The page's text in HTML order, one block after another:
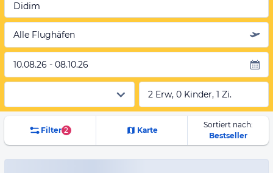
Didim
Alle Flughäfen
10.08.26 - 08.10.26
2 Erw, 0 Kinder, 1 Zi.
Filter 2 Karte
Sortiert nach:
Bestseller